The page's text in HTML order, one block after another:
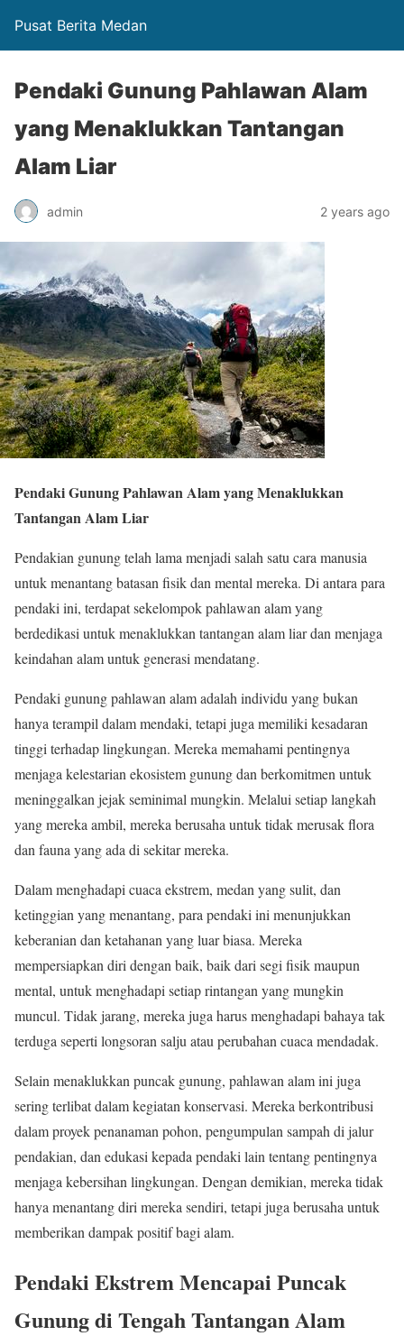
Pusat Berita Medan
Pendaki Gunung Pahlawan Alam
yang Menaklukkan Tantangan
Alam Liar
admin 2 years ago
Pendaki Gunung Pahlawan Alam yang Menaklukkan
Tantangan Alam Liar
Pendakian gunung telah lama menjadi salah satu cara manusia
untuk menantang batasan fisik dan mental mereka. Di antara para
pendaki ini, terdapat sekelompok pahlawan alam yang
berdedikasi untuk menaklukkan tantangan alam liar dan menjaga
keindahan alam untuk generasi mendatang.
Pendaki gunung pahlawan alam adalah individu yang bukan
hanya terampil dalam mendaki, tetapi juga memiliki kesadaran
tinggi terhadap lingkungan. Mereka memahami pentingnya
menjaga kelestarian ekosistem gunung dan berkomitmen untuk
meninggalkan jejak seminimal mungkin. Melalui setiap langkah
yang mereka ambil, mereka berusaha untuk tidak merusak flora
dan fauna yang ada di sekitar mereka.
Dalam menghadapi cuaca ekstrem, medan yang sulit, dan
ketinggian yang menantang, para pendaki ini menunjukkan
keberanian dan ketahanan yang luar biasa. Mereka
mempersiapkan diri dengan baik, baik dari segi fisik maupun
mental, untuk menghadapi setiap rintangan yang mungkin
muncul. Tidak jarang, mereka juga harus menghadapi bahaya tak
terduga seperti longsoran salju atau perubahan cuaca mendadak.
Selain menaklukkan puncak gunung, pahlawan alam ini juga
sering terlibat dalam kegiatan konservasi. Mereka berkontribusi
dalam proyek penanaman pohon, pengumpulan sampah di jalur
pendakian, dan edukasi kepada pendaki lain tentang pentingnya
menjaga kebersihan lingkungan. Dengan demikian, mereka tidak
hanya menantang diri mereka sendiri, tetapi juga berusaha untuk
memberikan dampak positif bagi alam.
Pendaki Ekstrem Mencapai Puncak
Gunung di Tengah Tantangan Alam